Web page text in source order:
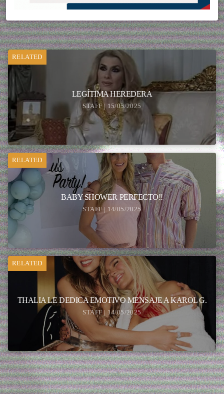
RELATED
LEGÍTIMA HEREDERA
STAFF | 15/05/2025
RELATED
BABY SHOWER PERFECTO!!
STAFF | 14/05/2025
RELATED
THALIA LE DEDICA EMOTIVO MENSAJE A KAROL G.
STAFF | 14/05/2025